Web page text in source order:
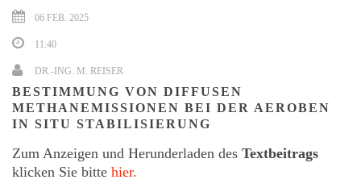
06 FEB. 2025
11:40
DR.-ING. M. REISER
BESTIMMUNG VON DIFFUSEN
METHANEMISSIONEN BEI DER AEROBEN
IN SITU STABILISIERUNG
Zum Anzeigen und Herunderladen des Textbeitrags
klicken Sie bitte hier.